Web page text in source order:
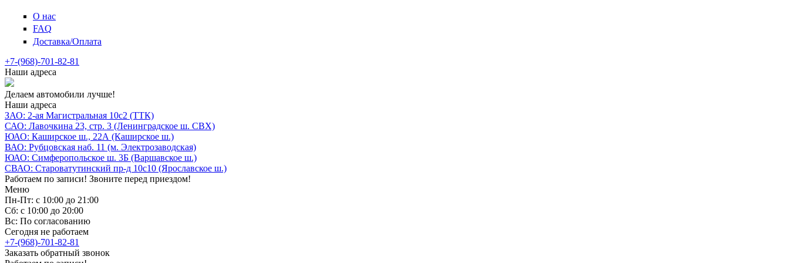
О нас
FAQ
Доставка/Оплата
+7-(968)-701-82-81
Наши адреса
Делаем автомобили лучше!
Наши адреса
ЗАО: 2-ая Магистральная 10с2 (ТТК)
САО: Лавочкина 23, стр. 3 (Ленинградское ш. СВХ)
ЮАО: Каширское ш., 22А (Каширское ш.)
ВАО: Рубцовская наб. 11 (м. Электрозаводская)
ЮАО: Симферопольское ш. 3Б (Варшавское ш.)
СВАО: Староватутинский пр-д 10с10 (Ярославское ш.)
Работаем по записи! Звоните перед приездом!
Меню
Пн-Пт: с 10:00 до 21:00
Сб: с 10:00 до 20:00
Вс: По согласованию
Сегодня не работаем
+7-(968)-701-82-81
Заказать обратный звонок